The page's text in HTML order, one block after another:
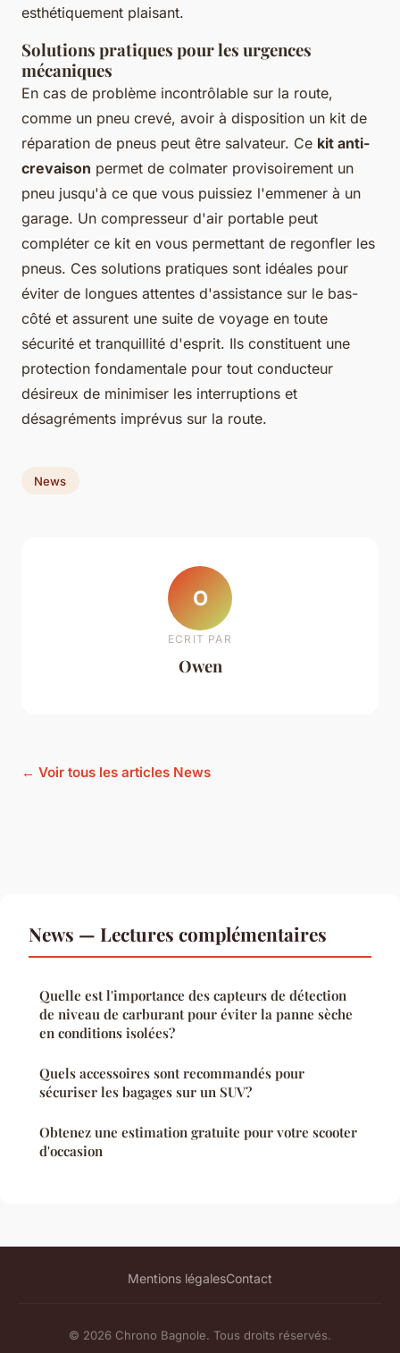
esthétiquement plaisant.
Solutions pratiques pour les urgences
mécaniques
En cas de problème incontrôlable sur la route,
comme un pneu crevé, avoir à disposition un kit de
réparation de pneus peut être salvateur. Ce kit anti-
crevaison permet de colmater provisoirement un
pneu jusqu'à ce que vous puissiez l'emmener à un
garage. Un compresseur d'air portable peut
compléter ce kit en vous permettant de regonfler les
pneus. Ces solutions pratiques sont idéales pour
éviter de longues attentes d'assistance sur le bas-
côté et assurent une suite de voyage en toute
sécurité et tranquillité d'esprit. Ils constituent une
protection fondamentale pour tout conducteur
désireux de minimiser les interruptions et
désagréments imprévus sur la route.
News
O
ECRIT PAR
Owen
← Voir tous les articles News
News — Lectures complémentaires
Quelle est l'importance des capteurs de détection
de niveau de carburant pour éviter la panne sèche
en conditions isolées?
Quels accessoires sont recommandés pour
sécuriser les bagages sur un SUV?
Obtenez une estimation gratuite pour votre scooter
d'occasion
Mentions légalesContact
© 2026 Chrono Bagnole. Tous droits réservés.